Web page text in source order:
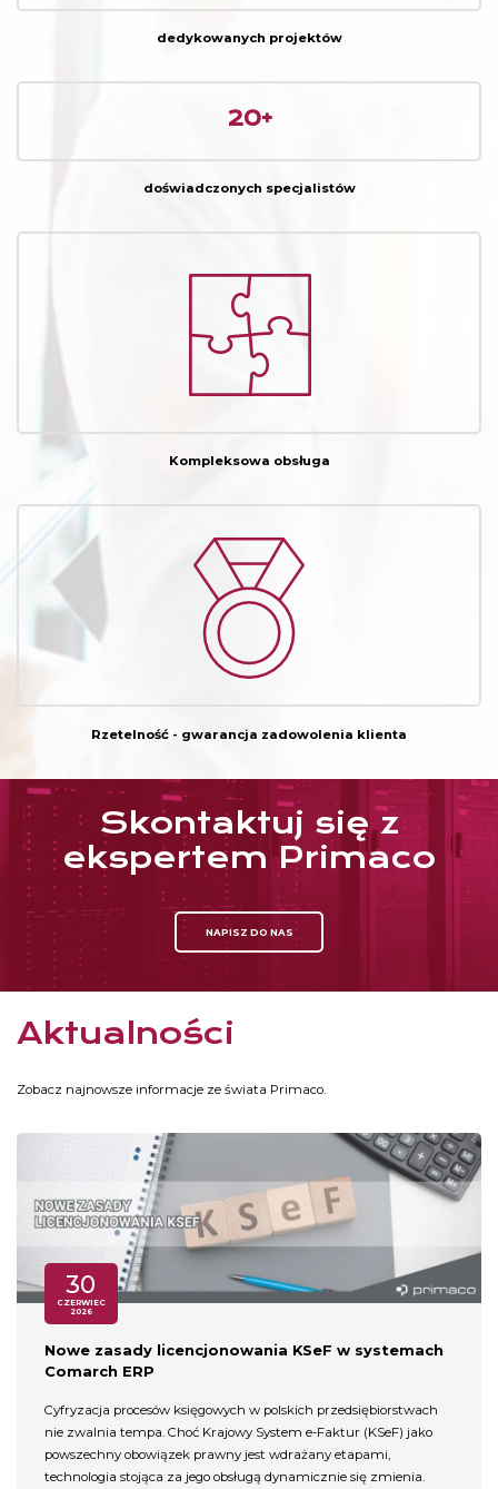
dedykowanych projektów
20+
doświadczonych specjalistów
Kompleksowa obsługa
Rzetelność - gwarancja zadowolenia klienta
Skontaktuj się z
ekspertem Primaco
NAPISZ DO NAS
Aktualności
Zobacz najnowsze informacje ze świata Primaco.
30
CZERWIEC
2026
Nowe zasady licencjonowania KSeF w systemach
Comarch ERP
Cyfryzacja procesów księgowych w polskich przedsiębiorstwach
nie zwalnia tempa. Choć Krajowy System e-Faktur (KSeF) jako
powszechny obowiązek prawny jest wdrażany etapami,
technologia stojąca za jego obsługą dynamicznie się zmienia.